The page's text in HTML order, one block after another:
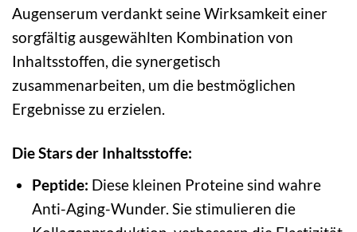
Augenserum verdankt seine Wirksamkeit einer
sorgfältig ausgewählten Kombination von
Inhaltsstoffen, die synergetisch
zusammenarbeiten, um die bestmöglichen
Ergebnisse zu erzielen.
Die Stars der Inhaltsstoffe:
Peptide: Diese kleinen Proteine sind wahre
Anti-Aging-Wunder. Sie stimulieren die